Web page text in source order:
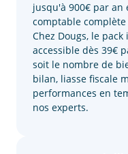
jusqu'à 900€ par
comptable
Chez Dougs, le
accessible dès 39€
soit le nombre de
bilan, liasse fiscale
performances en
nos experts.